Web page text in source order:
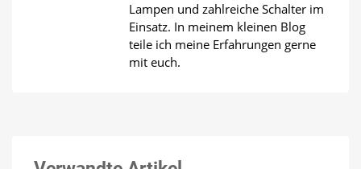
Lampen und zahlreiche Schalter im
Einsatz. In meinem kleinen Blog
teile ich meine Erfahrungen gerne
mit euch.